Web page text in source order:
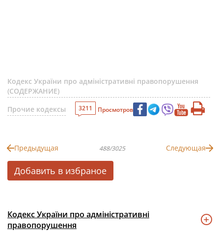
Кодекс України про адміністративні правопорушення
(СОДЕРЖАНИЕ)
Прочие кодексы
3211 Просмотров
Предыдущая 488/3025 Следующая
Добавить в избраное
Кодекс України про адміністративні
правопорушення